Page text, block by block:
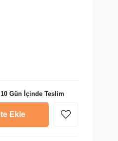
10 Gün İçinde Teslim